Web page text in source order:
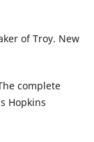
of Troy. New
complete
Hopkins